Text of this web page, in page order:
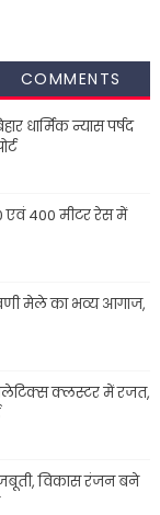
COMMENTS
धार्मिक न्यास पर्षद
एवं 400 मीटर रेस में
मेले का भव्य आगाज,
क्लस्टर में रजत,
विकास रंजन बने